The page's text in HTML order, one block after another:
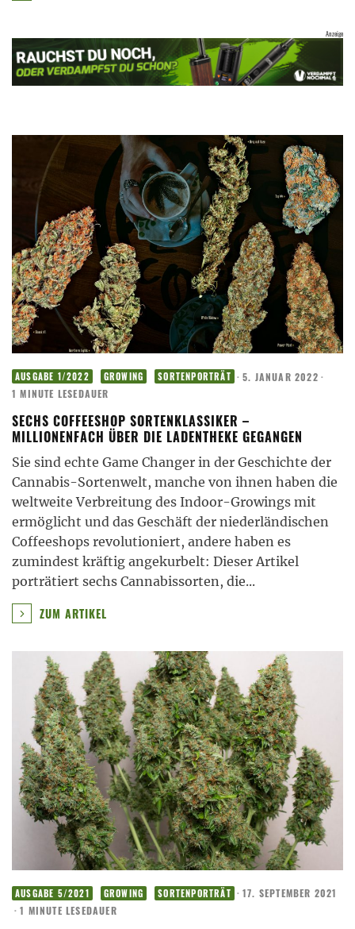
AUSGABE 1/2022 GROWING SORTENPORTRÄT · 5. JANUAR 2022 ·
1 MINUTE LESEDAUER
SECHS COFFEESHOP SORTENKLASSIKER –
MILLIONENFACH ÜBER DIE LADENTHEKE GEGANGEN
Sie sind echte Game Changer in der Geschichte der
Cannabis-Sortenwelt, manche von ihnen haben die
weltweite Verbreitung des Indoor-Growings mit
ermöglicht und das Geschäft der niederländischen
Coffeeshops revolutioniert, andere haben es
zumindest kräftig angekurbelt: Dieser Artikel
porträtiert sechs Cannabissorten, die...
ZUM ARTIKEL
AUSGABE 5/2021 GROWING SORTENPORTRÄT · 17. SEPTEMBER 2021
· 1 MINUTE LESEDAUER